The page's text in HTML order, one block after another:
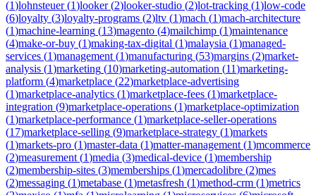
(1)lohnsteuer(1)looker(2)looker-studio (2)lot-tracking (1)low-code
(6)loyalty (3)loyalty-programs (2)ltv (1)mach (1)mach-architecture
(1)machine-learning (13)magento (4)mailchimp (1)maintenance
(4)make-or-buy (1)making-tax-digital (1)malaysia (1)managed-
services (1)management (1)manufacturing (53)margins (2)market-
analysis (1)marketing (10)marketing-automation (11)marketing-
platform (4)marketplace (22)marketplace-advertising
(1)marketplace-analytics (1)marketplace-fees (1)marketplace-
integration (9)marketplace-operations (1)marketplace-optimization
(1)marketplace-performance (1)marketplace-seller-operations
(17)marketplace-selling (9)marketplace-strategy (1)markets
(1)markets-pro (1)master-data (1)matter-management (1)mcommerce
(2)measurement (1)media (3)medical-device (1)membership
(2)membership-sites (3)memberships (1)mercadolibre (2)mes
(2)messaging (1)metabase (1)metasfresh (1)method-crm (1)metrics